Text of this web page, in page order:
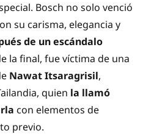
Bosch no solo venció
su carisma, elegancia y
de un escándalo
la final, fue víctima de una
Nawat Itsaragrisil,
quien la llamó
con elementos de
previo.